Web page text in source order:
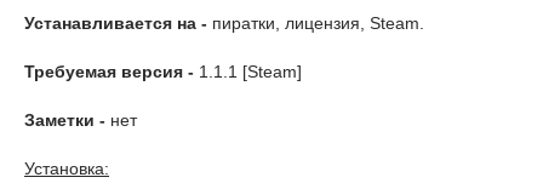
Устанавливается на - пиратки, лицензия, Steam.
Требуемая версия - 1.1.1 [Steam]
Заметки - нет
Установка: